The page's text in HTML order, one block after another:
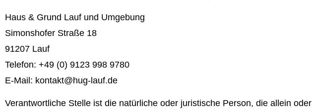
Haus & Grund Lauf und Umgebung
Simonshofer Straße 18
91207 Lauf
Telefon: +49 (0) 9123 998 9780
E-Mail: kontakt@hug-lauf.de
Verantwortliche Stelle ist die natürliche oder juristische Person, die allein